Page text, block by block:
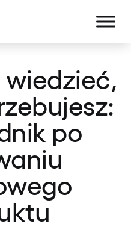
wiedzieć,
po